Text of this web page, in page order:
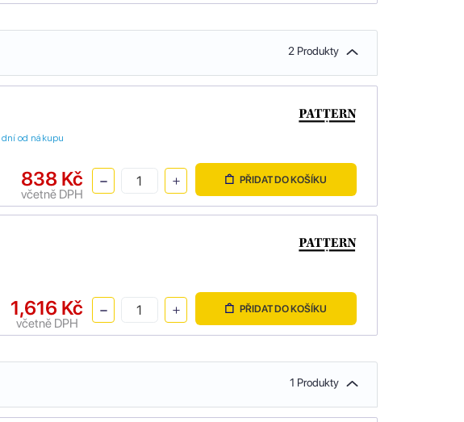
2 Produkty
od nákupu
838 Kč
včetně DPH
PŘIDAT DO KOŠÍKU
1,616 Kč
včetně DPH
PŘIDAT DO KOŠÍKU
1 Produkty